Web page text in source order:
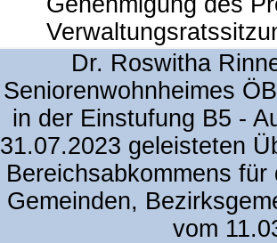
Dr. Roswitha
Seniorenwohnheimes
in der Einstufung B5 -
31.07.2023 geleisteten
Bereichsabkommens
Gemeinden,
vom